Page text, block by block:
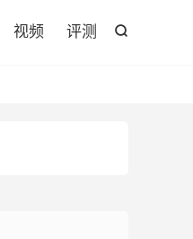

视频 评测